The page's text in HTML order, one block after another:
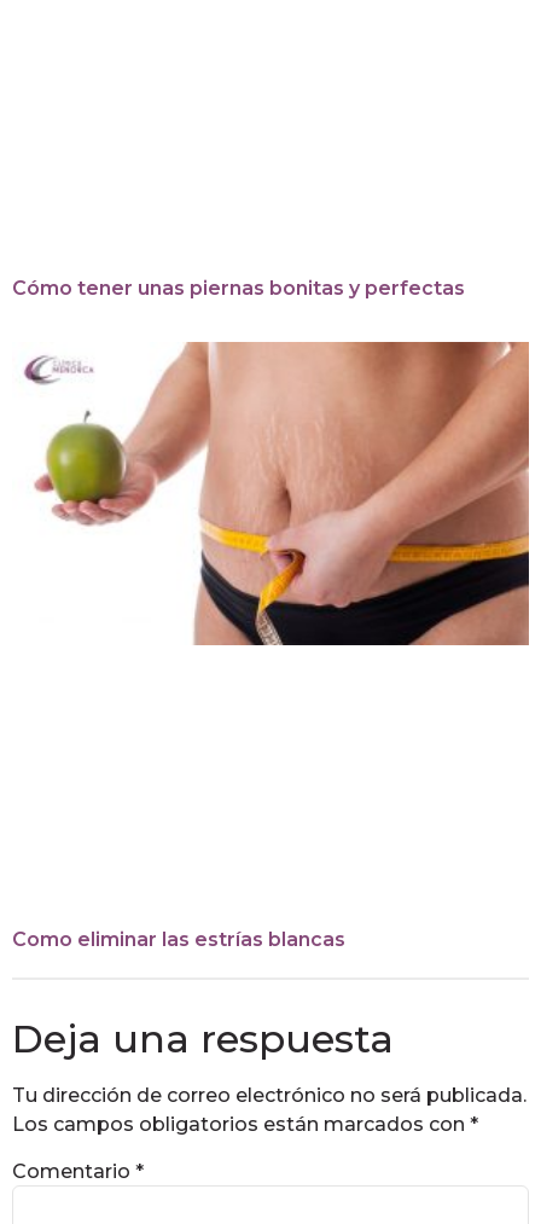
Cómo tener unas piernas bonitas y perfectas
Como eliminar las estrías blancas
Deja una respuesta
Tu dirección de correo electrónico no será publicada.
Los campos obligatorios están marcados con *
Comentario *